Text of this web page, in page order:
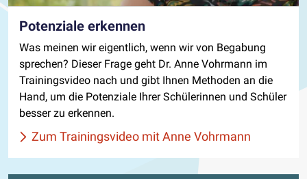
Potenziale erkennen
Was meinen wir eigentlich, wenn wir von Begabung
sprechen? Dieser Frage geht Dr. Anne Vohrmann im
Trainingsvideo nach und gibt Ihnen Methoden an die
Hand, um die Potenziale Ihrer Schülerinnen und Schüler
besser zu erkennen.
Zum Trainingsvideo mit Anne Vohrmann